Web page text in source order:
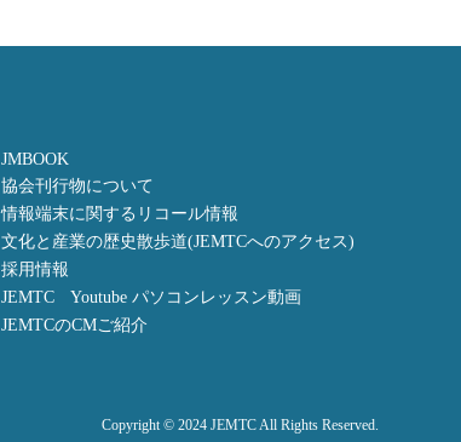
JMBOOK
協会刊行物について
情報端末に関するリコール情報
文化と産業の歴史散歩道(JEMTCへのアクセス)
採用情報
JEMTC Youtube パソコンレッスン動画
JEMTCのCMご紹介
Copyright © 2024 JEMTC All Rights Reserved.